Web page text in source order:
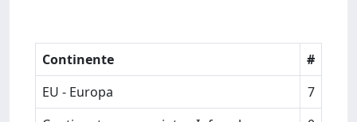
Continente
#
EU - Europa
7